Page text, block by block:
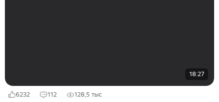
18:27
6232 112 128,5 тыс